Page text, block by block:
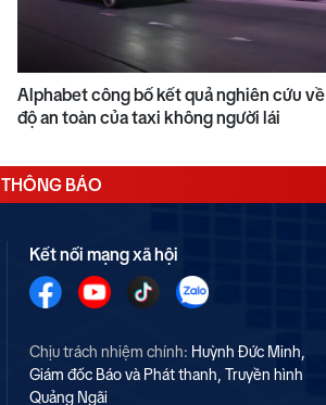
Alphabet công bố kết quả nghiên cứu về
độ an toàn của taxi không người lái
THÔNG BÁO
Kết nối mạng xã hội
Chịu trách nhiệm chính: Huỳnh Đức Minh,
Giám đốc Báo và Phát thanh, Truyền hình
Quảng Ngãi